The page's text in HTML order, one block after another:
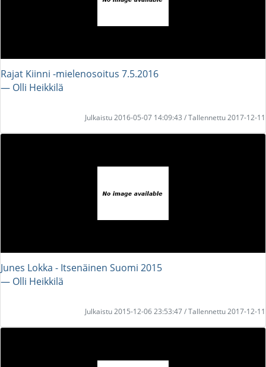
Rajat Kiinni -mielenosoitus 7.5.2016
― Olli Heikkilä
Julkaistu 2016-05-07 14:09:43 / Tallennettu 2017-12-11
Junes Lokka - Itsenäinen Suomi 2015
― Olli Heikkilä
Julkaistu 2015-12-06 23:53:47 / Tallennettu 2017-12-11